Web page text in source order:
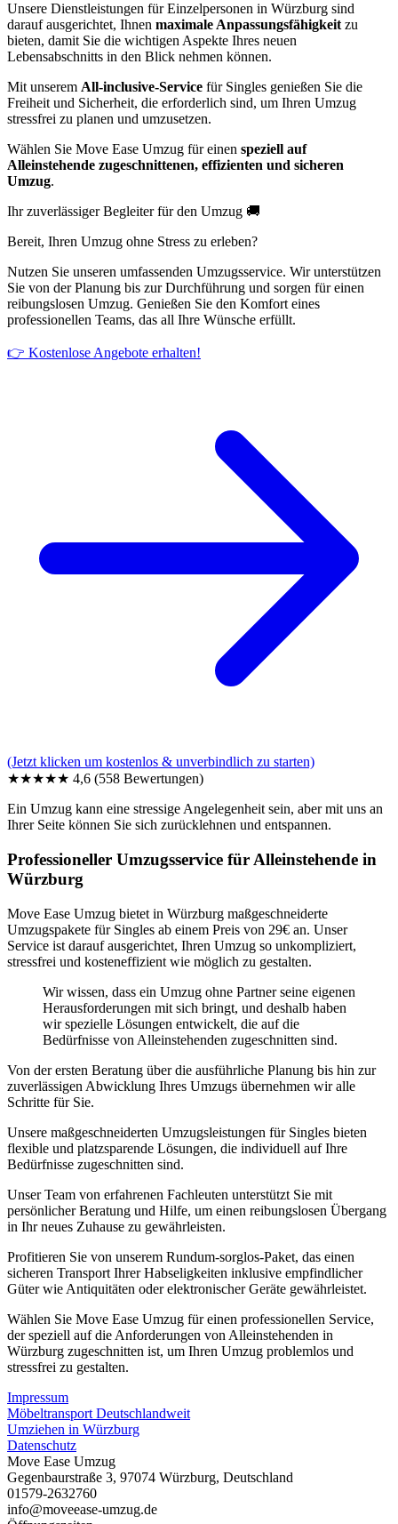
Unsere Dienstleistungen für Einzelpersonen in Würzburg sind
darauf ausgerichtet, Ihnen maximale Anpassungsfähigkeit zu
bieten, damit Sie die wichtigen Aspekte Ihres neuen
Lebensabschnitts in den Blick nehmen können.
Mit unserem All-inclusive-Service für Singles genießen Sie die
Freiheit und Sicherheit, die erforderlich sind, um Ihren Umzug
stressfrei zu planen und umzusetzen.
Wählen Sie Move Ease Umzug für einen speziell auf
Alleinstehende zugeschnittenen, effizienten und sicheren
Umzug.
Ihr zuverlässiger Begleiter für den Umzug 🚚
Bereit, Ihren Umzug ohne Stress zu erleben?
Nutzen Sie unseren umfassenden Umzugsservice. Wir unterstützen
Sie von der Planung bis zur Durchführung und sorgen für einen
reibungslosen Umzug. Genießen Sie den Komfort eines
professionellen Teams, das all Ihre Wünsche erfüllt.
👉 Kostenlose Angebote erhalten!
(Jetzt klicken um kostenlos & unverbindlich zu starten)
★★★★★ 4,6 (558 Bewertungen)
Ein Umzug kann eine stressige Angelegenheit sein, aber mit uns an
Ihrer Seite können Sie sich zurücklehnen und entspannen.
Professioneller Umzugsservice für Alleinstehende in
Würzburg
Move Ease Umzug bietet in Würzburg maßgeschneiderte
Umzugspakete für Singles ab einem Preis von 29€ an. Unser
Service ist darauf ausgerichtet, Ihren Umzug so unkompliziert,
stressfrei und kosteneffizient wie möglich zu gestalten.
Wir wissen, dass ein Umzug ohne Partner seine eigenen
Herausforderungen mit sich bringt, und deshalb haben
wir spezielle Lösungen entwickelt, die auf die
Bedürfnisse von Alleinstehenden zugeschnitten sind.
Von der ersten Beratung über die ausführliche Planung bis hin zur
zuverlässigen Abwicklung Ihres Umzugs übernehmen wir alle
Schritte für Sie.
Unsere maßgeschneiderten Umzugsleistungen für Singles bieten
flexible und platzsparende Lösungen, die individuell auf Ihre
Bedürfnisse zugeschnitten sind.
Unser Team von erfahrenen Fachleuten unterstützt Sie mit
persönlicher Beratung und Hilfe, um einen reibungslosen Übergang
in Ihr neues Zuhause zu gewährleisten.
Profitieren Sie von unserem Rundum-sorglos-Paket, das einen
sicheren Transport Ihrer Habseligkeiten inklusive empfindlicher
Güter wie Antiquitäten oder elektronischer Geräte gewährleistet.
Wählen Sie Move Ease Umzug für einen professionellen Service,
der speziell auf die Anforderungen von Alleinstehenden in
Würzburg zugeschnitten ist, um Ihren Umzug problemlos und
stressfrei zu gestalten.
Impressum
Möbeltransport Deutschlandweit
Umziehen in Würzburg
Datenschutz
Move Ease Umzug
Gegenbaurstraße 3, 97074 Würzburg, Deutschland
01579-2632760
info@moveease-umzug.de